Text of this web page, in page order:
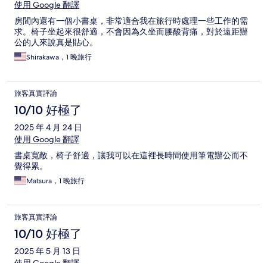
使用 Google 翻譯
房間內還有一個小書桌，非常適合我在旅行時處理一些工作的需
求。椅子坐起來很舒適，不會因為久坐而腰酸背痛，對於遠距辦
公的人來說真是貼心。
Shirakawa，1 晚旅行
旅客真實評論
10/10 好極了
2025 年 4 月 24 日
使用 Google 翻譯
書桌寬敞，椅子舒適，讓我可以在這裡長時間使用筆電辦公而不
覺得累。
Matsura，1 晚旅行
旅客真實評論
10/10 好極了
2025 年 5 月 13 日